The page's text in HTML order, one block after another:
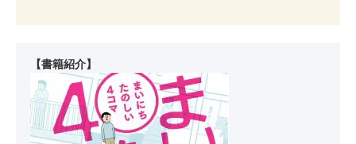
【書籍紹介】